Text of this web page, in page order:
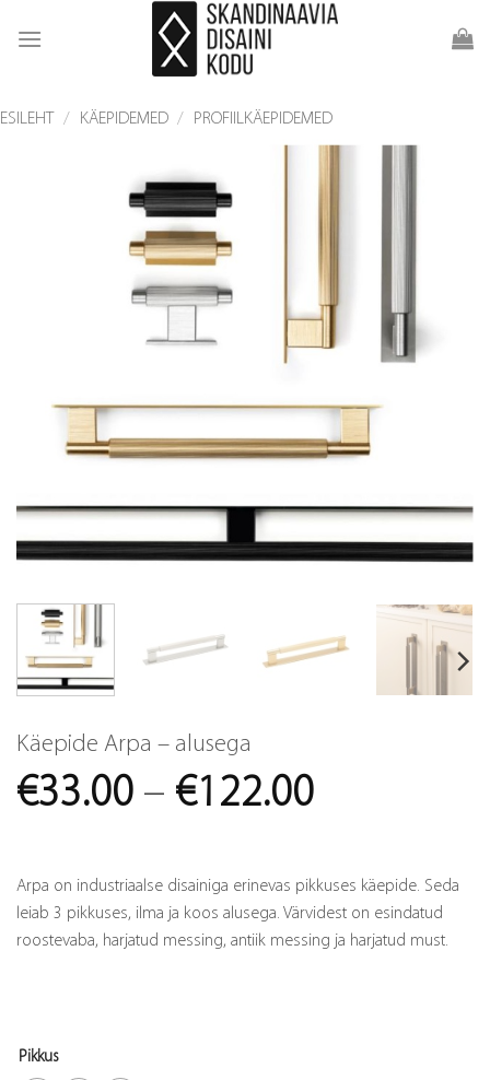
ESILEHT / KÄEPIDEMED / PROFIILKÄEPIDEMED
Käepide Arpa – alusega
€33.00 – €122.00Price
€33.00
through
Arpa on industriaalse disainiga erinevas pikkuses käepide. Seda
leiab 3 pikkuses, ilma ja koos alusega. Värvidest on esindatud
roostevaba, harjatud messing, antiik messing ja harjatud must.
Pikkus